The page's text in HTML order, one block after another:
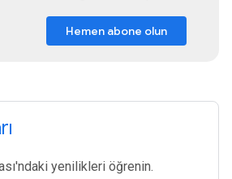
Hemen abone olun
yenilikleri öğrenin.